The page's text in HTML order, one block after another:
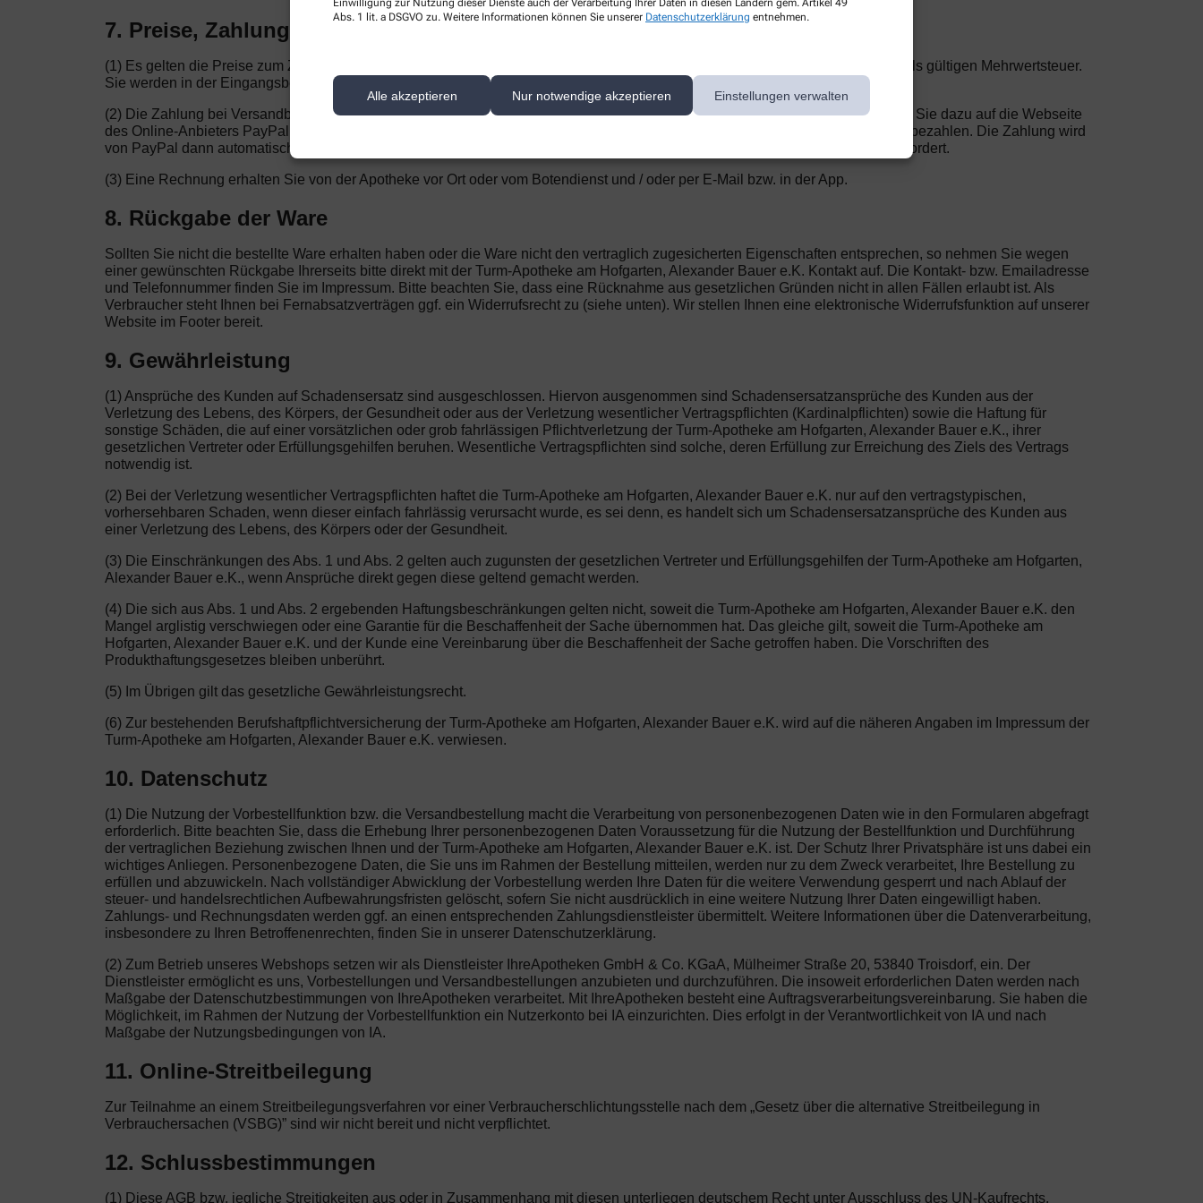
Einwilligung zur Nutzung dieser Dienste auch der Verarbeitung Ihrer Daten in diesen Ländern gem. Artikel 49
Abs. 1 lit. a DSGVO zu. Weitere Informationen können Sie unserer Datenschutzerklärung entnehmen.
Alle akzeptieren Nur notwendige akzeptieren Einstellungen verwalten
7. Preise, Zahlung
(1) Es gelten die Preise zum Zeitpunkt der Bestellung. Alle Preise sind Endpreise in Euro und verstehen sich inklusive der jeweils gültigen Mehrwertsteuer.
Sie werden in der Eingangsbestätigung dokumentiert. Der Kaufpreis ist unmittelbar mit Vertragsschluss fällig.
(2) Die Zahlung bei Versandbestellungen findet über den Zahlungsdienstleister PayPal statt. Im Rahmen der Bestellung werden Sie dazu auf die Webseite
des Online-Anbieters PayPal weitergeleitet. Eine Registrierung bzw. Legitimierung bei PayPal ist notwendig, um den Betrag zu bezahlen. Die Zahlung wird
von PayPal dann automatisch durchgeführt, wenn Turm-Apotheke am Hofgarten, Alexander Bauer e.K. PayPal zur Zahlung auffordert.
(3) Eine Rechnung erhalten Sie von der Apotheke vor Ort oder vom Botendienst und / oder per E-Mail bzw. in der App.
8. Rückgabe der Ware
Sollten Sie nicht die bestellte Ware erhalten haben oder die Ware nicht den vertraglich zugesicherten Eigenschaften entsprechen, so nehmen Sie wegen
einer gewünschten Rückgabe Ihrerseits bitte direkt mit der Turm-Apotheke am Hofgarten, Alexander Bauer e.K. Kontakt auf. Die Kontakt- bzw. Emailadresse
und Telefonnummer finden Sie im Impressum. Bitte beachten Sie, dass eine Rücknahme aus gesetzlichen Gründen nicht in allen Fällen erlaubt ist. Als
Verbraucher steht Ihnen bei Fernabsatzverträgen ggf. ein Widerrufsrecht zu (siehe unten). Wir stellen Ihnen eine elektronische Widerrufsfunktion auf unserer
Website im Footer bereit.
9. Gewährleistung
(1) Ansprüche des Kunden auf Schadensersatz sind ausgeschlossen. Hiervon ausgenommen sind Schadensersatzansprüche des Kunden aus der
Verletzung des Lebens, des Körpers, der Gesundheit oder aus der Verletzung wesentlicher Vertragspflichten (Kardinalpflichten) sowie die Haftung für
sonstige Schäden, die auf einer vorsätzlichen oder grob fahrlässigen Pflichtverletzung der Turm-Apotheke am Hofgarten, Alexander Bauer e.K., ihrer
gesetzlichen Vertreter oder Erfüllungsgehilfen beruhen. Wesentliche Vertragspflichten sind solche, deren Erfüllung zur Erreichung des Ziels des Vertrags
notwendig ist.
(2) Bei der Verletzung wesentlicher Vertragspflichten haftet die Turm-Apotheke am Hofgarten, Alexander Bauer e.K. nur auf den vertragstypischen,
vorhersehbaren Schaden, wenn dieser einfach fahrlässig verursacht wurde, es sei denn, es handelt sich um Schadensersatzansprüche des Kunden aus
einer Verletzung des Lebens, des Körpers oder der Gesundheit.
(3) Die Einschränkungen des Abs. 1 und Abs. 2 gelten auch zugunsten der gesetzlichen Vertreter und Erfüllungsgehilfen der Turm-Apotheke am Hofgarten,
Alexander Bauer e.K., wenn Ansprüche direkt gegen diese geltend gemacht werden.
(4) Die sich aus Abs. 1 und Abs. 2 ergebenden Haftungsbeschränkungen gelten nicht, soweit die Turm-Apotheke am Hofgarten, Alexander Bauer e.K. den
Mangel arglistig verschwiegen oder eine Garantie für die Beschaffenheit der Sache übernommen hat. Das gleiche gilt, soweit die Turm-Apotheke am
Hofgarten, Alexander Bauer e.K. und der Kunde eine Vereinbarung über die Beschaffenheit der Sache getroffen haben. Die Vorschriften des
Produkthaftungsgesetzes bleiben unberührt.
(5) Im Übrigen gilt das gesetzliche Gewährleistungsrecht.
(6) Zur bestehenden Berufshaftpflichtversicherung der Turm-Apotheke am Hofgarten, Alexander Bauer e.K. wird auf die näheren Angaben im Impressum der
Turm-Apotheke am Hofgarten, Alexander Bauer e.K. verwiesen.
10. Datenschutz
(1) Die Nutzung der Vorbestellfunktion bzw. die Versandbestellung macht die Verarbeitung von personenbezogenen Daten wie in den Formularen abgefragt
erforderlich. Bitte beachten Sie, dass die Erhebung Ihrer personenbezogenen Daten Voraussetzung für die Nutzung der Bestellfunktion und Durchführung
der vertraglichen Beziehung zwischen Ihnen und der Turm-Apotheke am Hofgarten, Alexander Bauer e.K. ist. Der Schutz Ihrer Privatsphäre ist uns dabei ein
wichtiges Anliegen. Personenbezogene Daten, die Sie uns im Rahmen der Bestellung mitteilen, werden nur zu dem Zweck verarbeitet, Ihre Bestellung zu
erfüllen und abzuwickeln. Nach vollständiger Abwicklung der Vorbestellung werden Ihre Daten für die weitere Verwendung gesperrt und nach Ablauf der
steuer- und handelsrechtlichen Aufbewahrungsfristen gelöscht, sofern Sie nicht ausdrücklich in eine weitere Nutzung Ihrer Daten eingewilligt haben.
Zahlungs- und Rechnungsdaten werden ggf. an einen entsprechenden Zahlungsdienstleister übermittelt. Weitere Informationen über die Datenverarbeitung,
insbesondere zu Ihren Betroffenenrechten, finden Sie in unserer Datenschutzerklärung.
(2) Zum Betrieb unseres Webshops setzen wir als Dienstleister IhreApotheken GmbH & Co. KGaA, Mülheimer Straße 20, 53840 Troisdorf, ein. Der
Dienstleister ermöglicht es uns, Vorbestellungen und Versandbestellungen anzubieten und durchzuführen. Die insoweit erforderlichen Daten werden nach
Maßgabe der Datenschutzbestimmungen von IhreApotheken verarbeitet. Mit IhreApotheken besteht eine Auftragsverarbeitungsvereinbarung. Sie haben die
Möglichkeit, im Rahmen der Nutzung der Vorbestellfunktion ein Nutzerkonto bei IA einzurichten. Dies erfolgt in der Verantwortlichkeit von IA und nach
Maßgabe der Nutzungsbedingungen von IA.
11. Online-Streitbeilegung
Zur Teilnahme an einem Streitbeilegungsverfahren vor einer Verbraucherschlichtungsstelle nach dem „Gesetz über die alternative Streitbeilegung in
Verbrauchersachen (VSBG)” sind wir nicht bereit und nicht verpflichtet.
12. Schlussbestimmungen
(1) Diese AGB bzw. jegliche Streitigkeiten aus oder in Zusammenhang mit diesen unterliegen deutschem Recht unter Ausschluss des UN-Kaufrechts.